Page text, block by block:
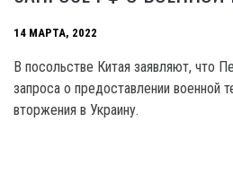
14 МАРТА, 2022
В посольстве Китая заявляют, что
запроса о предоставлении военной
вторжения в Украину.